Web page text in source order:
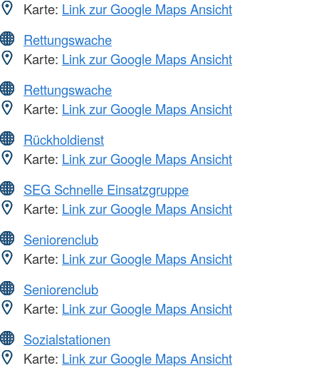
Karte: Link zur Google Maps Ansicht
Rettungswache
Karte: Link zur Google Maps Ansicht
Rettungswache
Karte: Link zur Google Maps Ansicht
Rückholdienst
Karte: Link zur Google Maps Ansicht
SEG Schnelle Einsatzgruppe
Karte: Link zur Google Maps Ansicht
Seniorenclub
Karte: Link zur Google Maps Ansicht
Seniorenclub
Karte: Link zur Google Maps Ansicht
Sozialstationen
Karte: Link zur Google Maps Ansicht